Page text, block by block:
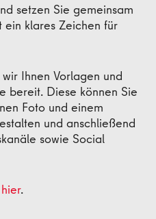
setzen Sie gemeinsam
klares Zeichen für
Ihnen Vorlagen und
bereit. Diese können Sie
Foto und einem
und anschließend
sowie Social
hier.